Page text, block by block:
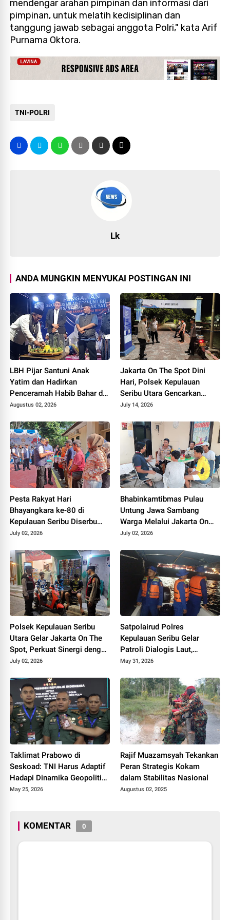
mendengar arahan pimpinan dan informasi dari
pimpinan, untuk melatih kedisiplinan dan
tanggung jawab sebagai anggota Polri," kata Arif
Purnama Oktora.
TNI-POLRI
Lk
ANDA MUNGKIN MENYUKAI POSTINGAN INI
LBH Pijar Santuni Anak
Yatim dan Hadirkan
Penceramah Habib Bahar di
Milad Ketujuh
Augustus 02, 2026
Jakarta On The Spot Dini
Hari, Polsek Kepulauan
Seribu Utara Gencarkan
Sosialisasi Layanan Polisi
July 14, 2026
Pesta Rakyat Hari
Bhayangkara ke-80 di
Kepulauan Seribu Diserbu
Warga, Reskrimum Polda
Kepulauan Seribu Hadir
Berbagi Kebahagiaan
July 02, 2026
Bhabinkamtibmas Pulau
Untung Jawa Sambang
Warga Melalui Jakarta On
The Spot, Sosialisasikan
July 02, 2026
Polsek Kepulauan Seribu
Utara Gelar Jakarta On The
Spot, Perkuat Sinergi dengan
Warga Jaga Kamtibmas
July 02, 2026
Satpolairud Polres
Kepulauan Seribu Gelar
Patroli Dialogis Laut,
Ciptakan Wisata Aman Saat
Sosialisasikan Call Center
110
May 31, 2026
Taklimat Prabowo di
Seskoad: TNI Harus Adaptif
Hadapi Dinamika Geopolitik
Global
May 25, 2026
Rajif Muazamsyah Tekankan
Peran Strategis Kokam
dalam Stabilitas Nasional
Augustus 02, 2025
KOMENTAR 0